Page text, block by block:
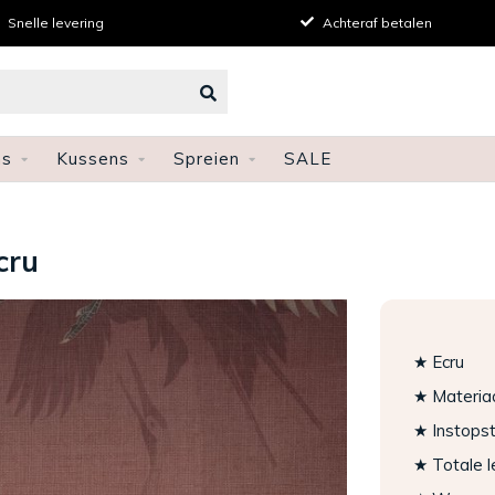
Snelle levering Achteraf betalen
Kussens Spreien SALE
★ Ecru
★
★
★ Totale